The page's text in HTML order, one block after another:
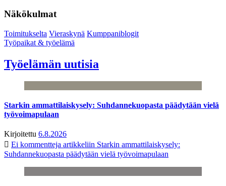
Näkökulmat
Toimitukselta Vieraskynä Kumppaniblogit
Työpaikat & työelämä
Työelämän uutisia
Starkin ammattilaiskysely: Suhdannekuopasta päädytään vielä
työvoimapulaan
Kirjoitettu 6.8.2026
Ei kommentteja artikkeliin Starkin ammattilaiskysely:
Suhdannekuopasta päädytään vielä työvoimapulaan